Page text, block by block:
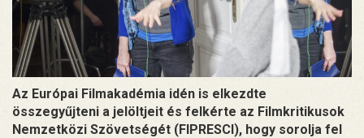
Az Európai Filmakadémia idén is elkezdte
összegyűjteni a jelöltjeit és felkérte az Filmkritikusok
Nemzetközi Szövetségét (FIPRESCI), hogy sorolja fel